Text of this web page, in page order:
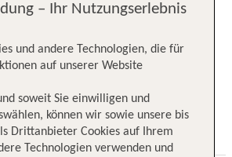
Sie
telefonischer 24/7 TUI Service
– Ihr Nutzungserlebnis
und andere Technologien, die für
auf unserer Website
soweit Sie einwilligen und
können wir sowie unsere bis
Drittanbieter Cookies auf Ihrem
Technologien verwenden und